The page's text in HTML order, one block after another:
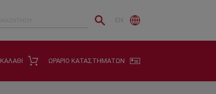
EN
ΩΡΑΡΙΟ ΚΑΤΑΣΤΗΜΑΤΩΝ
ΚΑΛΑΘΙ